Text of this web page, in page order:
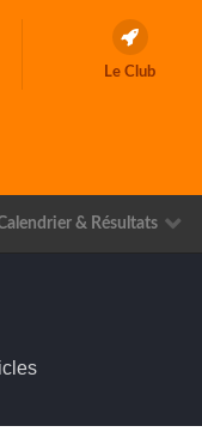
Le Club
& Résultats